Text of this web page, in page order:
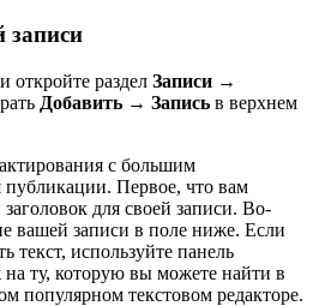
записи
откройте раздел Записи →
Добавить → Запись в верхнем
с большим
Первое, что вам
для своей записи. Во-
вашей записи в поле ниже. Если
текст, используйте панель
ту, которую вы можете найти в
популярном текстовом редакторе.